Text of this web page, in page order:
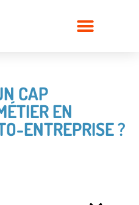
CAP
EN
ENTREPRISE ?